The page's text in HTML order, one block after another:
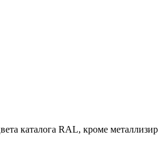
каталога RAL, кроме